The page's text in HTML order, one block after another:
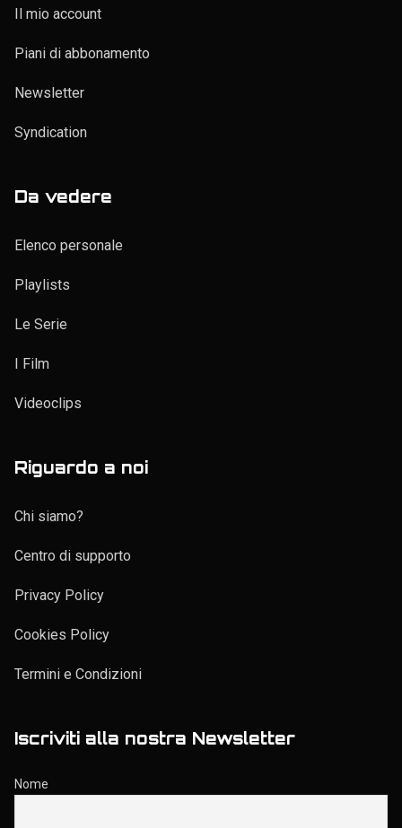
Il mio account
Piani di abbonamento
Newsletter
Syndication
Da vedere
Elenco personale
Playlists
Le Serie
I Film
Videoclips
Riguardo a noi
Chi siamo?
Centro di supporto
Privacy Policy
Cookies Policy
Termini e Condizioni
Iscriviti alla nostra Newsletter
Nome